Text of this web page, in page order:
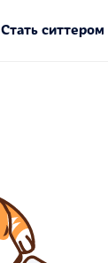
Стать ситтером